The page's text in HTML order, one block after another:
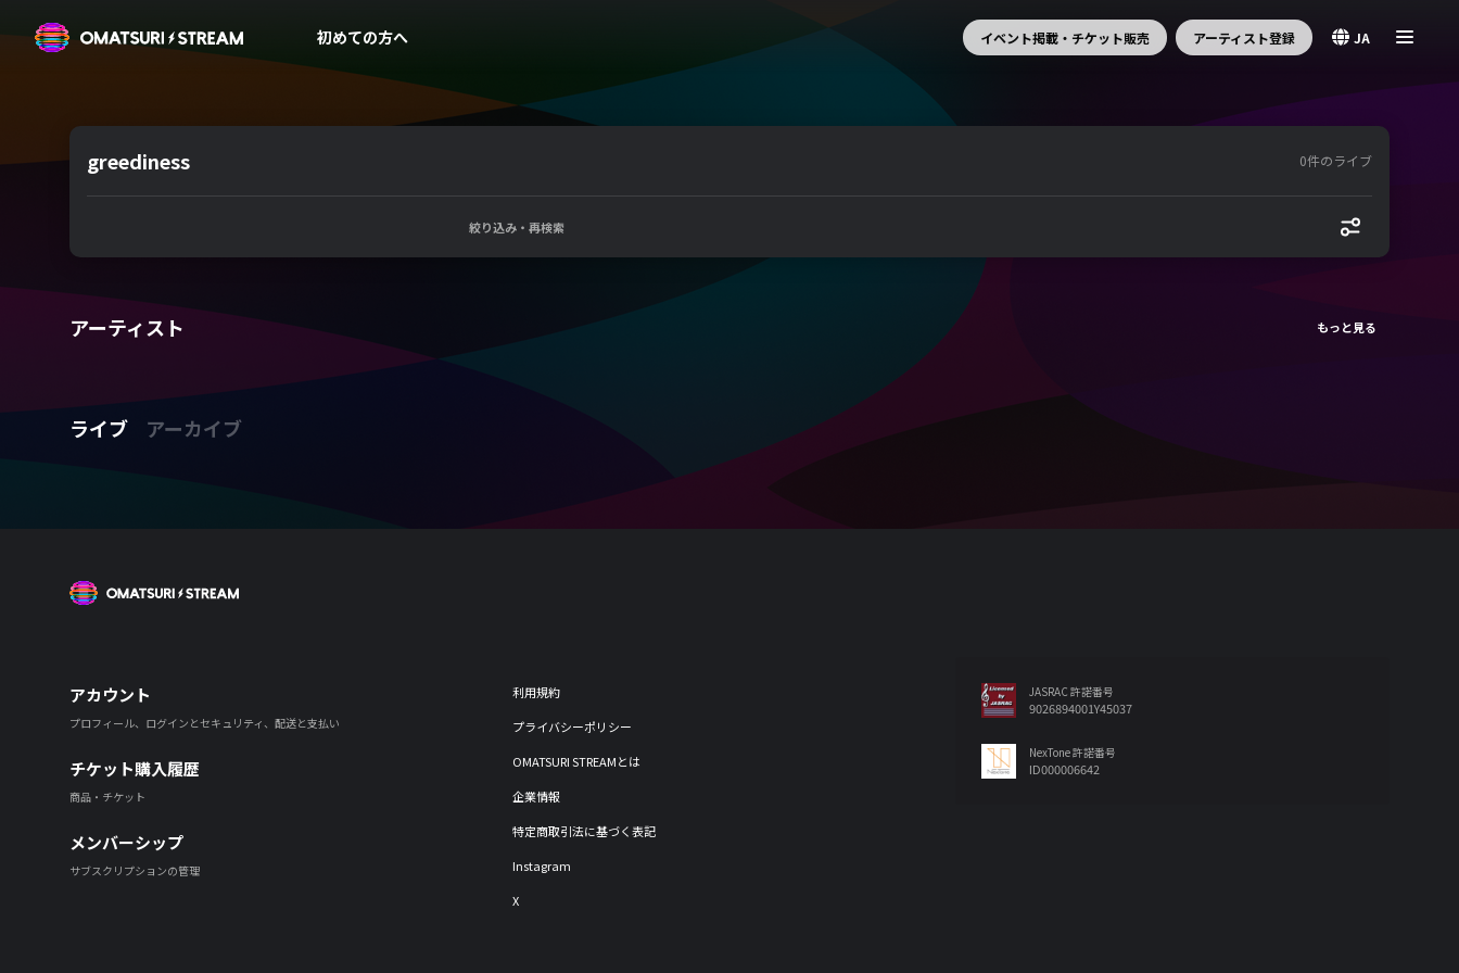
OMATSURI STREAM初めての方へ イベント掲載・チケット販売 アーティスト登録 JA
greediness 0件のライブ
絞り込み・再検索
アーティスト
ライブ アーカイブ
アカウント
プロフィール、ログインとセキュリティ、配送と支払い
チケット購入履歴
商品・チケット
メンバーシップ
サブスクリプションの管理
利用規約
プライバシーポリシー
OMATSURI STREAMとは
企業情報
特定商取引法に基づく表記
Instagram
X
JASRAC 許諾番号
9026894001Y45037
NexTone 許諾番号
ID000006642